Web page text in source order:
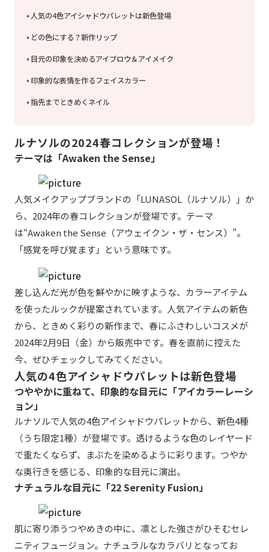
人気の4色アイシャドウパレットは新色登場
どの色にする？新作リップ
目元の印象を決めるアイブロウ＆アイメイク
印象的な表情を作るフェイスカラー
指先までときめくネイル
ルナソルの2024春コレクションが登場！
テーマは「Awaken the Sense」
人気メイクアップブランドの「LUNASOL（ルナソル）」か
ら、2024年の春コレクションが登場です。テーマ
は“Awaken the Sense（アウェイクン・ザ・センス）”。
「感覚を呼び覚ます」という意味です。
差し込んだ光が色を鮮やかに映すような、カラーアイテム
を使ったルックが提案されています。人気アイテムの新色
から、ときめく彩りの新作まで、春にふさわしいコスメが
2024年2月9日（金）から販売中です。春を直前に控えた
今、ぜひチェックしてみてください。
人気の4色アイシャドウパレットは新色登場
つややかに重ねて、印象的な目元に「アイカラーレーシ
ョン」
ルナソルで人気の4色アイシャドウパレットから、新色4種
（うち限定1種）が登場です。透けるような色のレイヤード
で重たくならず、まぶたを染めるように彩ります。つやか
な奥行きを感じる、印象的な目元に演出。
ナチュラルな目元に「22 Serenity Fusion」
肌に寄り添うつやめきの中に、凛とした強さがひそむセレ
ニティフュージョン。ナチュラルなカラバリとなってお